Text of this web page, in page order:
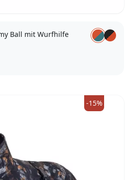
Ball mit Wurfhilfe
-15%